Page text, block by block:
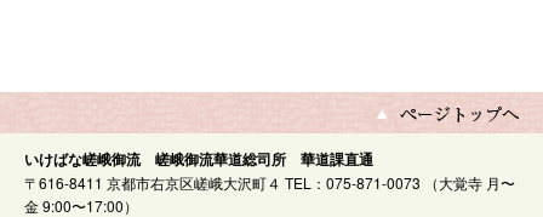
いけばな嵯峨御流 嵯峨御流華道総司所 華道課直通
〒616-8411 京都市右京区嵯峨大沢町４ TEL：075-871-0073 （大覚寺 月〜
金 9:00〜17:00）